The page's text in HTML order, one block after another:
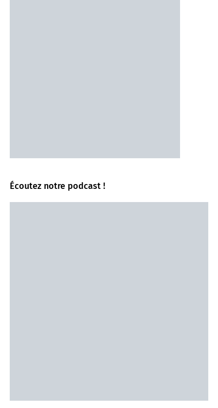
Écoutez notre podcast !